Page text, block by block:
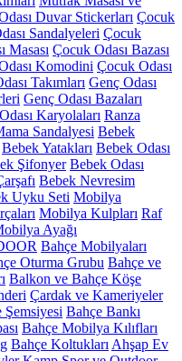
Duvar Stickerları Çocuk
Sandalyeleri Çocuk
Masası Çocuk Odası Bazası
Komodini Çocuk Odası
Takımları Genç Odası
Genç Odası Bazaları
Karyolaları Ranza
Sandalyesi Bebek
Bebek Yatakları Bebek Odası
Şifonyer Bebek Odası
Bebek Nevresim
Uyku Seti Mobilya
Mobilya Kulpları Raf
Ayağı
Bahçe Mobilyaları
Oturma Grubu Bahçe ve
Balkon ve Bahçe Köşe
Çardak ve Kameriyeler
Şemsiyesi Bahçe Bankı
Bahçe Mobilya Kılıfları
Bahçe Koltukları Ahşap Ev